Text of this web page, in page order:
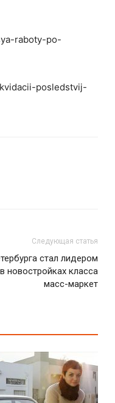
raboty-po-
posledstvij-
Следующая статья
стал лидером
новостройках класса
масс-маркет